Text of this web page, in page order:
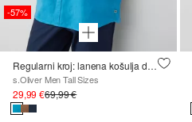
-57%
Regularni kroj: lanena košulja dugih rukava
s.Oliver Men Tall Sizes
29,99 €69,99 €